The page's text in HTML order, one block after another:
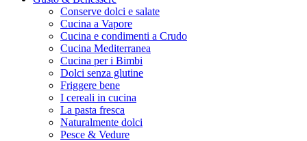
Conserve dolci e salate
Cucina a Vapore
Cucina e condimenti a Crudo
Cucina Mediterranea
Cucina per i Bimbi
Dolci senza glutine
Friggere bene
I cereali in cucina
La pasta fresca
Naturalmente dolci
Pesce & Vedure